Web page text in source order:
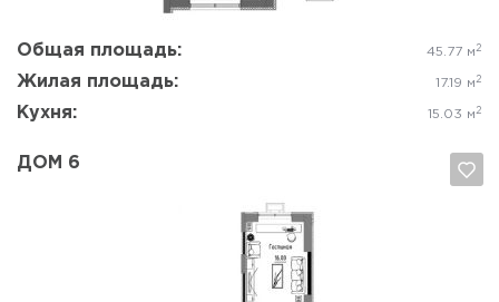
Общая площадь: 45.77 м 2
Жилая площадь: 17.19 м 2
Кухня: 15.03 м 2
ДОМ 6